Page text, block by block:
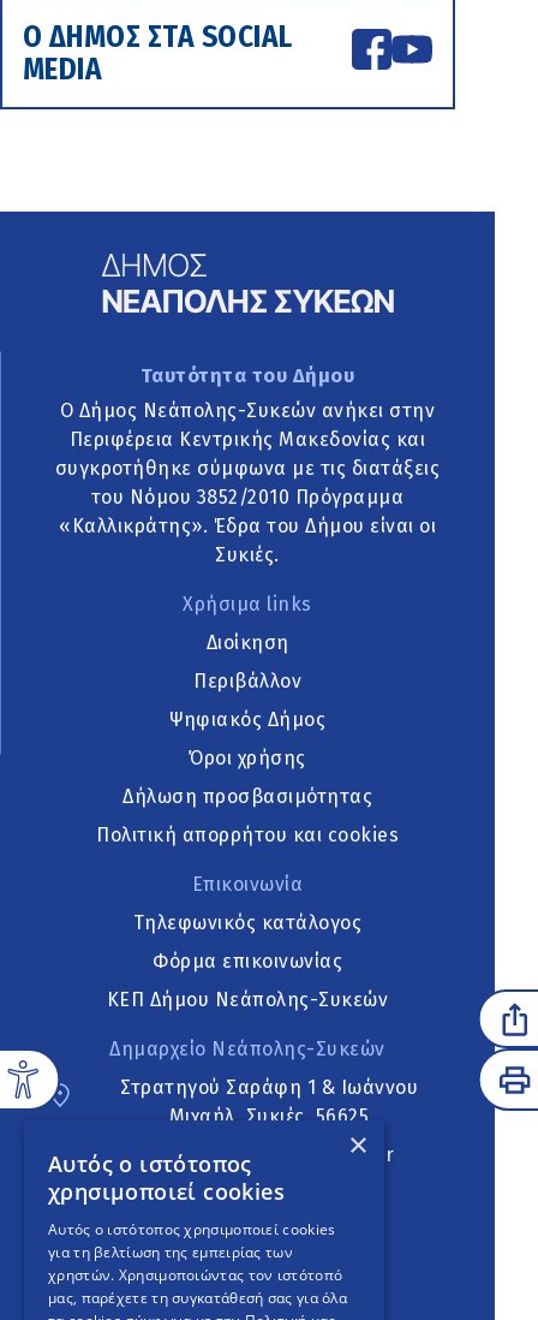
Ο ΔΗΜΟΣ ΣΤΑ SOCIAL
MEDIA
Ταυτότητα του Δήμου
Ο Δήμος Νεάπολης-Συκεών ανήκει στην
Περιφέρεια Κεντρικής Μακεδονίας και
συγκροτήθηκε σύμφωνα με τις διατάξεις
του Νόμου 3852/2010 Πρόγραμμα
«Καλλικράτης». Έδρα του Δήμου είναι οι
Συκιές.
Χρήσιμα links
Διοίκηση
Περιβάλλον
Ψηφιακός Δήμος
Όροι χρήσης
Δήλωση προσβασιμότητας
Πολιτική απορρήτου και cookies
Επικοινωνία
Τηλεφωνικός κατάλογος
Φόρμα επικοινωνίας
ΚΕΠ Δήμου Νεάπολης-Συκεών
Δημαρχείο Νεάπολης-Συκεών
Στρατηγού Σαράφη 1 & Ιωάννου
Μιχαήλ, Συκιές, 56625
neapoli.sykies@ddt.gov.gr
Ακολουθήστε
English Version
×
Αυτός ο ιστότοπος
χρησιμοποιεί cookies
Αυτός ο ιστότοπος χρησιμοποιεί cookies
για τη βελτίωση της εμπειρίας των
χρηστών. Χρησιμοποιώντας τον ιστότοπό
μας, παρέχετε τη συγκατάθεσή σας για όλα